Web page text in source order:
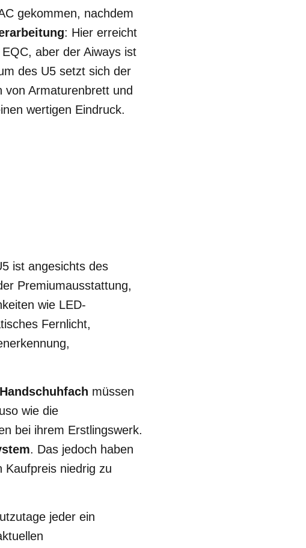
gekommen, nachdem
: Hier erreicht
aber der Aiways ist
des U5 setzt sich der
Armaturenbrett und
wertigen Eindruck.
ist angesichts des
Premiumausstattung,
wie LED-
Fernlicht,
Handschuhfach müssen
wie die
bei ihrem Erstlingswerk.
. Das jedoch haben
Kaufpreis niedrig zu
jeder ein